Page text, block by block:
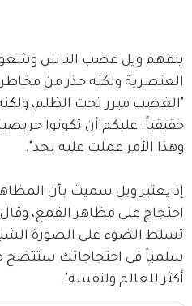
يتفهم ويل غضب الناس
العنصرية ولكنه حذر من
"الغضب مبرر تحت الظلم،
حقيقياً. عليكم أن تكونوا
وهذا الأمر عملت عليه بجد".
إذ يعتبر ويل سميث بأن
احتجاج على مظاهر القمع،
تسلط الضوء على الصورة
سلمياً في احتجاجاتك ستتضح
أكثر للعالم ولنفسه".